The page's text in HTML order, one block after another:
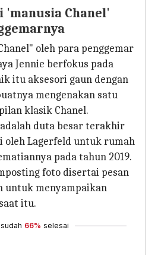
Chanel'
oleh para penggemar
Jennie berfokus pada
itu aksesori gaun dengan
mengenakan satu
klasik Chanel.
adalah duta besar terakhir
oleh Lagerfeld untuk rumah
pada tahun 2019.
foto disertai pesan
untuk menyampaikan
itu.
66% selesai